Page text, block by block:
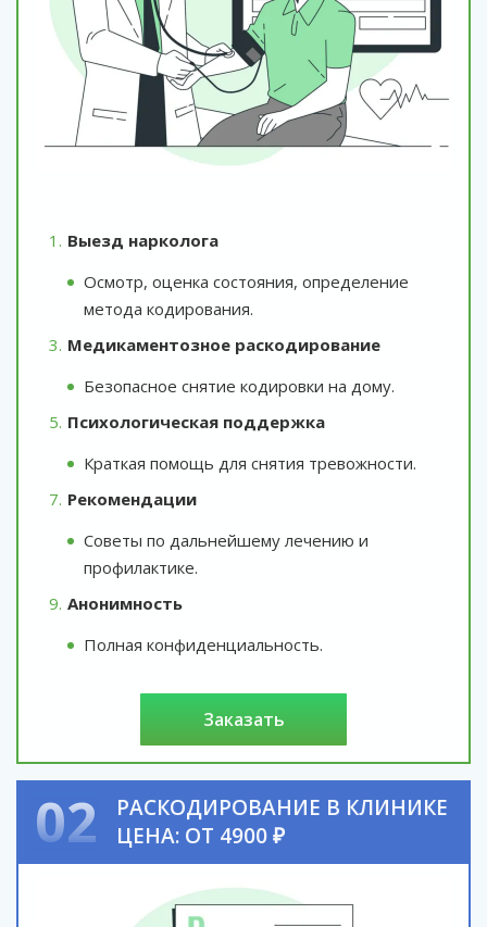
Выезд нарколога
Осмотр, оценка состояния, определение
метода кодирования.
Медикаментозное раскодирование
Безопасное снятие кодировки на дому.
Психологическая поддержка
Краткая помощь для снятия тревожности.
Рекомендации
Советы по дальнейшему лечению и
профилактике.
Анонимность
Полная конфиденциальность.
заказать
02
РАСКОДИРОВАНИЕ В КЛИНИКЕ
ЦЕНА: ОТ 4900 ₽